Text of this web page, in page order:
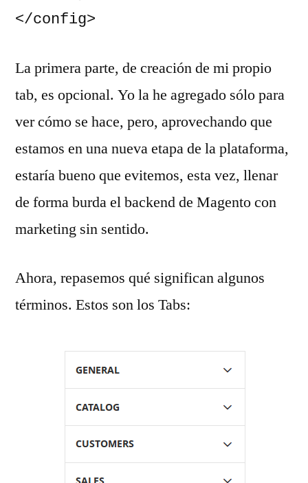
</config>
La primera parte, de creación de mi propio
tab, es opcional. Yo la he agregado sólo para
ver cómo se hace, pero, aprovechando que
estamos en una nueva etapa de la plataforma,
estaría bueno que evitemos, esta vez, llenar
de forma burda el backend de Magento con
marketing sin sentido.
Ahora, repasemos qué significan algunos
términos. Estos son los Tabs: